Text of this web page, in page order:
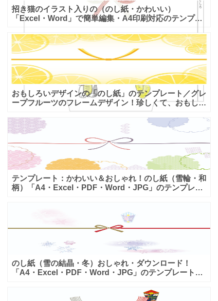
招き猫のイラスト入りの（のし紙・かわいい）
「Excel・Word」で簡単編集・A4印刷対応のテンプレ
Wor
おもしろいデザインの「のし紙」のテンプレート／グレ
ープフルーツのフレームデザイン！珍しくて、おもしろ
い、のし紙としてお使いいただけるテンプレート！爽や
かで元気に
テンプレート：かわいい＆おしゃれ！のし紙（雪輪・和
柄）「A4・Excel・PDF・Word・JPG」のテンプレー
のし紙（雪の結晶・冬）おしゃれ・ダウンロード！
「A4・Excel・PDF・Word・JPG」のテンプレートと